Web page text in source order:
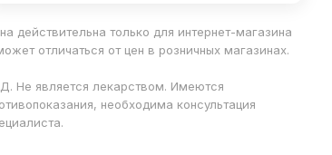
действительна только для интернет-магазина
отличаться от цен в розничных магазинах.
Не является лекарством. Имеются
необходима консультация